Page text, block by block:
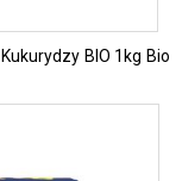
BIO 1kg Bio